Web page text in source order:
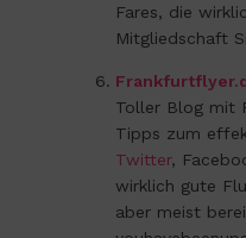
Fares, die
Mitgliedschaft
Toller Blog mit
Tipps zum
Twitter,
wirklich gute
aber meist